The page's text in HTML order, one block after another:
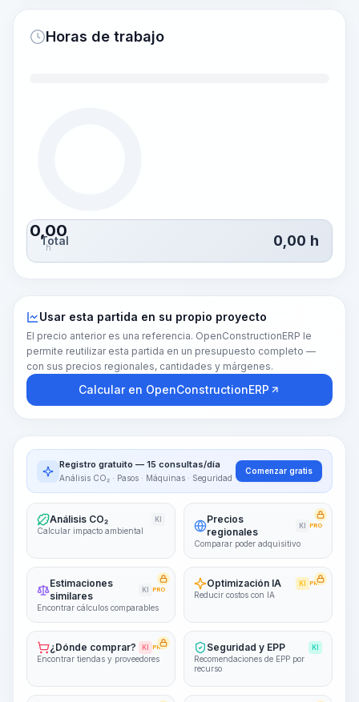
Horas de trabajo
0,00
h
Total 0,00 h
Usar esta partida en su propio proyecto
El precio anterior es una referencia. OpenConstructionERP le
permite reutilizar esta partida en un presupuesto completo —
con sus precios regionales, cantidades y márgenes.
Calcular en OpenConstructionERP
Registro gratuito — 15 consultas/día
Análisis CO₂ · Pasos · Máquinas · Seguridad
Comenzar gratis
Análisis CO₂ KI
Calcular impacto ambiental
Precios
regionales
KI PRO
Comparar poder adquisitivo
Estimaciones
similares
KI PRO
Encontrar cálculos comparables
Optimización IA KI PRO
Reducir costos con IA
¿Dónde comprar? KI PRO
Encontrar tiendas y proveedores
Seguridad y EPP KI
Recomendaciones de EPP por
recurso